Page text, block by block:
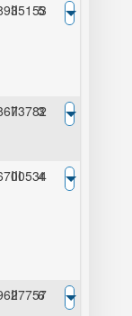
II 5
II 3
III 4
II 6